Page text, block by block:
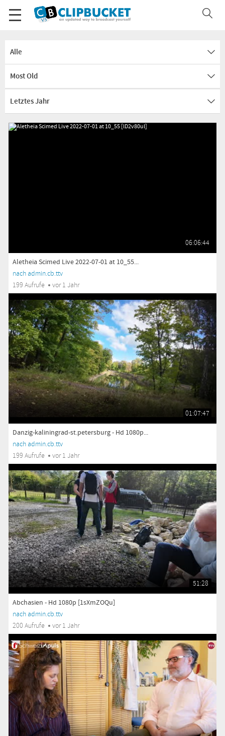
Alle
Most Old
Letztes Jahr
06:06:44
Aletheia Scimed Live 2022-07-01 at 10_55...
nach admin.cb.ttv
199 Aufrufe
vor 1 Jahr
01:07:47
Danzig-kaliningrad-st.petersburg - Hd 1080p...
nach admin.cb.ttv
199 Aufrufe
vor 1 Jahr
51:28
Abchasien - Hd 1080p [1sXmZOQu]
nach admin.cb.ttv
200 Aufrufe
vor 1 Jahr